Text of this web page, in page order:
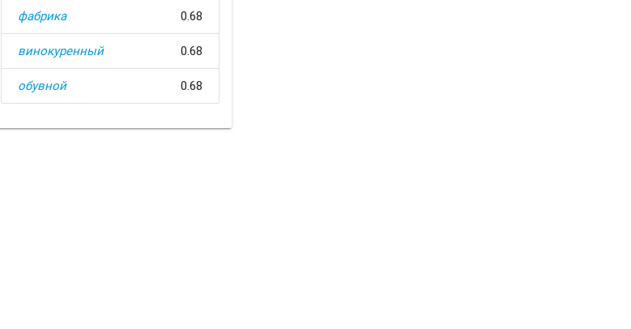
фабрика 0.68
винокуренный 0.68
обувной 0.68